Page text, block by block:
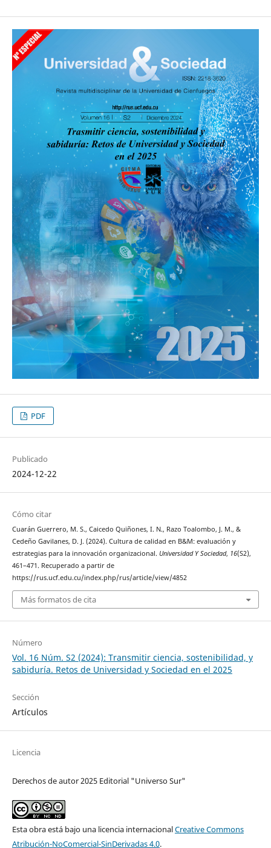
PDF
Publicado
2024-12-22
Cómo citar
Cuarán Guerrero, M. S., Caicedo Quiñones, I. N., Razo Toalombo, J. M., &
Cedeño Gavilanes, D. J. (2024). Cultura de calidad en B&M: evaluación y
estrategias para la innovación organizacional. Universidad Y Sociedad, 16(S2),
461–471. Recuperado a partir de
https://rus.ucf.edu.cu/index.php/rus/article/view/4852
Más formatos de cita
Número
Vol. 16 Núm. S2 (2024): Transmitir ciencia, sostenibilidad, y
sabiduría. Retos de Universidad y Sociedad en el 2025
Sección
Artículos
Licencia
Derechos de autor 2025 Editorial "Universo Sur"
Esta obra está bajo una licencia internacionalCreative Commons
Atribución-NoComercial-SinDerivadas 4.0.